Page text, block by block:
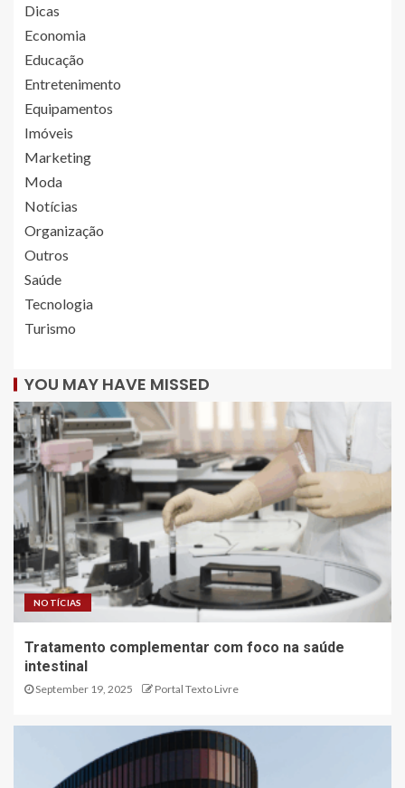
Dicas
Economia
Educação
Entretenimento
Equipamentos
Imóveis
Marketing
Moda
Notícias
Organização
Outros
Saúde
Tecnologia
Turismo
YOU MAY HAVE MISSED
NOTÍCIAS
Tratamento complementar com foco na saúde
intestinal
September 19, 2025 Portal Texto Livre